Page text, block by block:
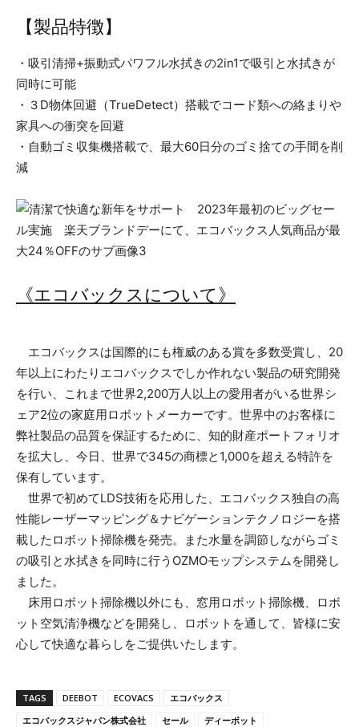
【製品特徴】
・吸引清掃+振動式パワフル水拭きの2in1で吸引と水拭きが
同時に可能
・３D物体回避（TrueDetect）搭載でコード類への絡まりや
家具への衝突を回避
・自動ゴミ収集機搭載で、最大60日分のゴミ捨ての手間を削
減
《エコバックスについて》
エコバックスは国際的にも権威のある賞を多数受賞し、20
年以上にわたりエコバックスでしか作れない製品の研究開発
を行い、これまで世界2,200万人以上の愛用者がいる世界シ
ェア2位の家庭用ロボットメーカーです。世界中のお客様に
弊社製品の品質を保証するために、知的財産ポートフォリオ
を拡大し、今日、世界で345の商標と1,000を超える特許を
保有しています。
世界で初めてLDS技術を応用した、エコバックス独自の高
性能レーザーマッピング＆ナビゲーションテクノロジーを搭
載したロボット掃除機を発売。また水量を調節しながらゴミ
の吸引と水拭きを同時に行うOZMOモップシステムを開発し
ました。
床用ロボット掃除機以外にも、窓用ロボット掃除機、ロボ
ット空気清浄機などを開発し、ロボットを通して、皆様に安
心して快適な暮らしをご提供いたします。
TAGS DEEBOT ECOVACS
エコバックス
エコバックスジャパン株式会社
セール ディーボット